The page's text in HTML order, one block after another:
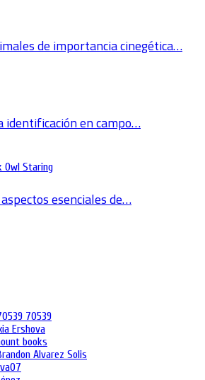
de importancia cinegética…
identificación en campo…
esenciales de…